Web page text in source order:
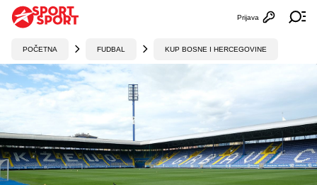
Otvori
Prijava
POČETNA FUDBAL KUP BOSNE I HERCEGOVINE